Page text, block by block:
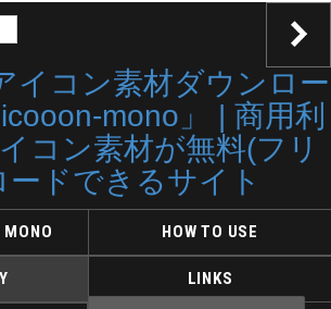
HOW TO USE
LINKS